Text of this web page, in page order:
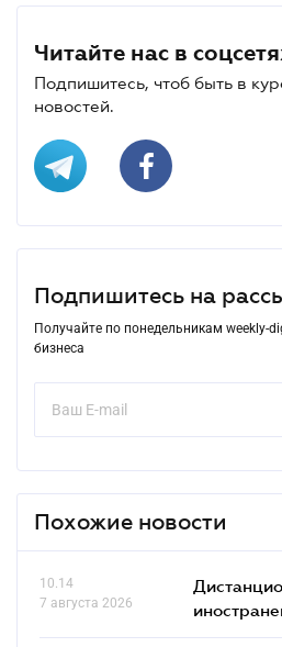
Читайте нас в
Подпишитесь, чтоб быть в
новостей.
Подпишитесь на
Получайте по понедельникам weekly-
бизнеса
Похожие новости
10.14
7 августа 2026